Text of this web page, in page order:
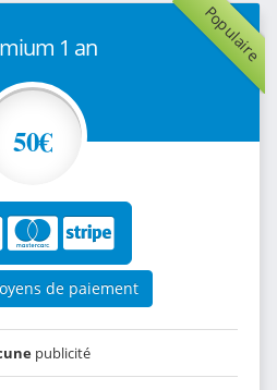
Populaire
1 an
50€
de paiement
publicité